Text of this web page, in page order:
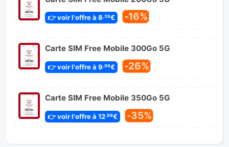
👉 voir l'offre à 8 ,39€ -16%
Carte SIM Free Mobile 300Go 5G
👉 voir l'offre à 9 ,99€ -26%
Carte SIM Free Mobile 350Go 5G
👉 voir l'offre à 12,99€ -35%